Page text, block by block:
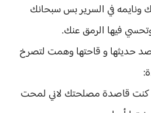
في السرير بس سبحانك
فيها الرمق عنك.
حديثها و قاحتها وهمت لتصرخ
كنت قاصدة مصلحتك لاني لمحت